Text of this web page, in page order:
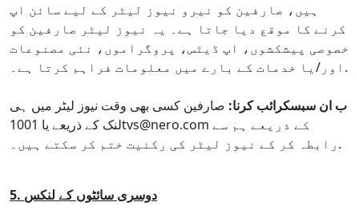
ہیں، صارفین کو نیرو نیوز لیٹر کے لیے سائن اپ
کرنے کا موقع دیا جاتا ہے۔ یہ نیوز لیٹر صارفین کو
خصوصی پیشکشوں، اپ ڈیٹس، پروگراموں، نئی مصنوعات
اور/یا خدمات کے بارے میں معلومات فراہم کرتا ہے۔.
ب ان سبسکرائب کرنا: صارفین کسی بھی وقت نیوز لیٹر میں ہی
لنک کے ذریعے یا 1001tvs@nero.com کے ذریعے ہم سے
رابطہ کر کے نیوز لیٹر کی رکنیت ختم کر سکتے ہیں۔.
5. دوسری سائٹوں کے لنکس